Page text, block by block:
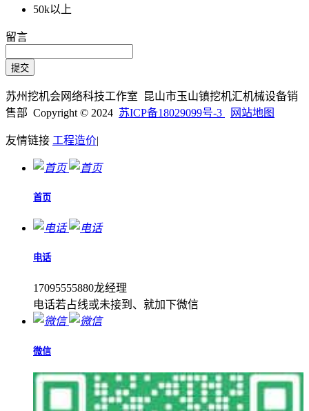
50k以上
留言
苏州挖机会网络科技工作室 昆山市玉山镇挖机汇机械设备销
售部 Copyright © 2024 苏ICP备18029099号-3 网站地图
友情链接 工程造价|
首页
电话
17095555880龙经理
电话若占线或未接到、就加下微信
微信